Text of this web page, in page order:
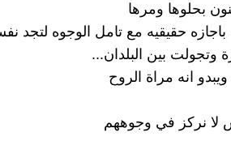
بحلوها ومرها
حقيقيه مع تامل الوجوه لتجد
وتجولت بين البلدان...
انه مراة الروح
لا نركز في وجوههم